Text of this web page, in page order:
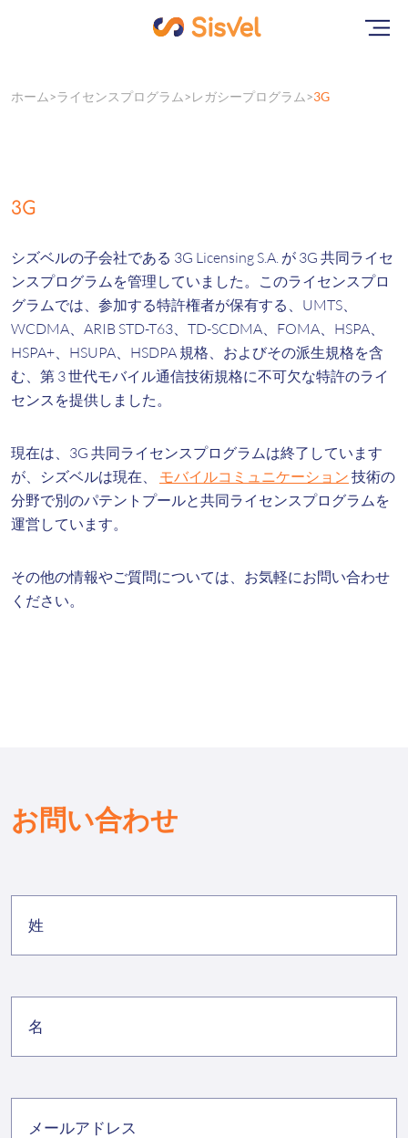
ホーム ライセンスプログラム レガシープログラム 3G
3G
シズベルの子会社である 3G Licensing S.A. が 3G 共同ライセ
ンスプログラムを管理していました。このライセンスプロ
グラムでは、参加する特許権者が保有する、UMTS、
WCDMA、ARIB STD-T63、TD-SCDMA、FOMA、HSPA、
HSPA+、HSUPA、HSDPA 規格、およびその派生規格を含
む、第 3 世代モバイル通信技術規格に不可欠な特許のライ
センスを提供しました。
現在は、3G 共同ライセンスプログラムは終了しています
が、シズベルは現在、 モバイルコミュニケーション 技術の
分野で別のパテントプールと共同ライセンスプログラムを
運営しています。
その他の情報やご質問については、お気軽にお問い合わせ
ください。
お問い合わせ